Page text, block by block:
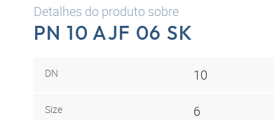
Detalhes do produto sobre
PN 10 AJF 06 SK
DN 10
Size 6